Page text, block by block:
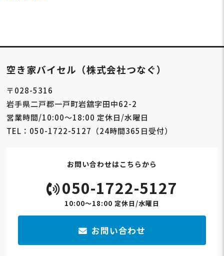
空き家バイセル（株式会社つなぐ）
〒028-5316
岩手県二戸郡一戸町岩舘字田中62-2
営業時間/10:00～18:00 定休日/水曜日
TEL：050-1722-5127（24時間365日受付）
お問い合わせはこちらから
050-1722-5127
10:00～18:00 定休日/水曜日
お問い合わせ